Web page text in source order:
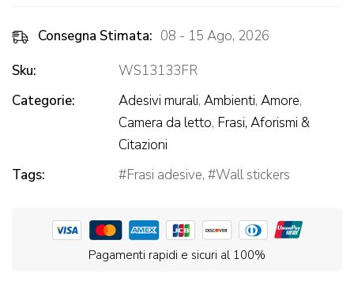
Consegna Stimata: 08 - 15 Ago, 2026
Sku:
WS13133FR
Categorie:
Adesivi murali, Ambienti, Amore,
Camera da letto, Frasi, Aforismi &
Citazioni
Tags:
Frasi adesive, Wall stickers
Pagamenti rapidi e sicuri al 100%